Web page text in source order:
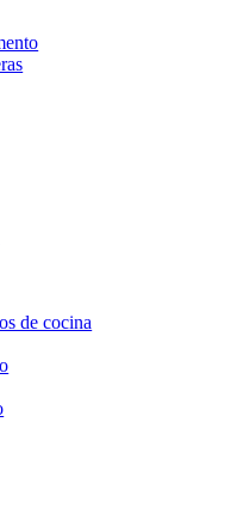
de cocina